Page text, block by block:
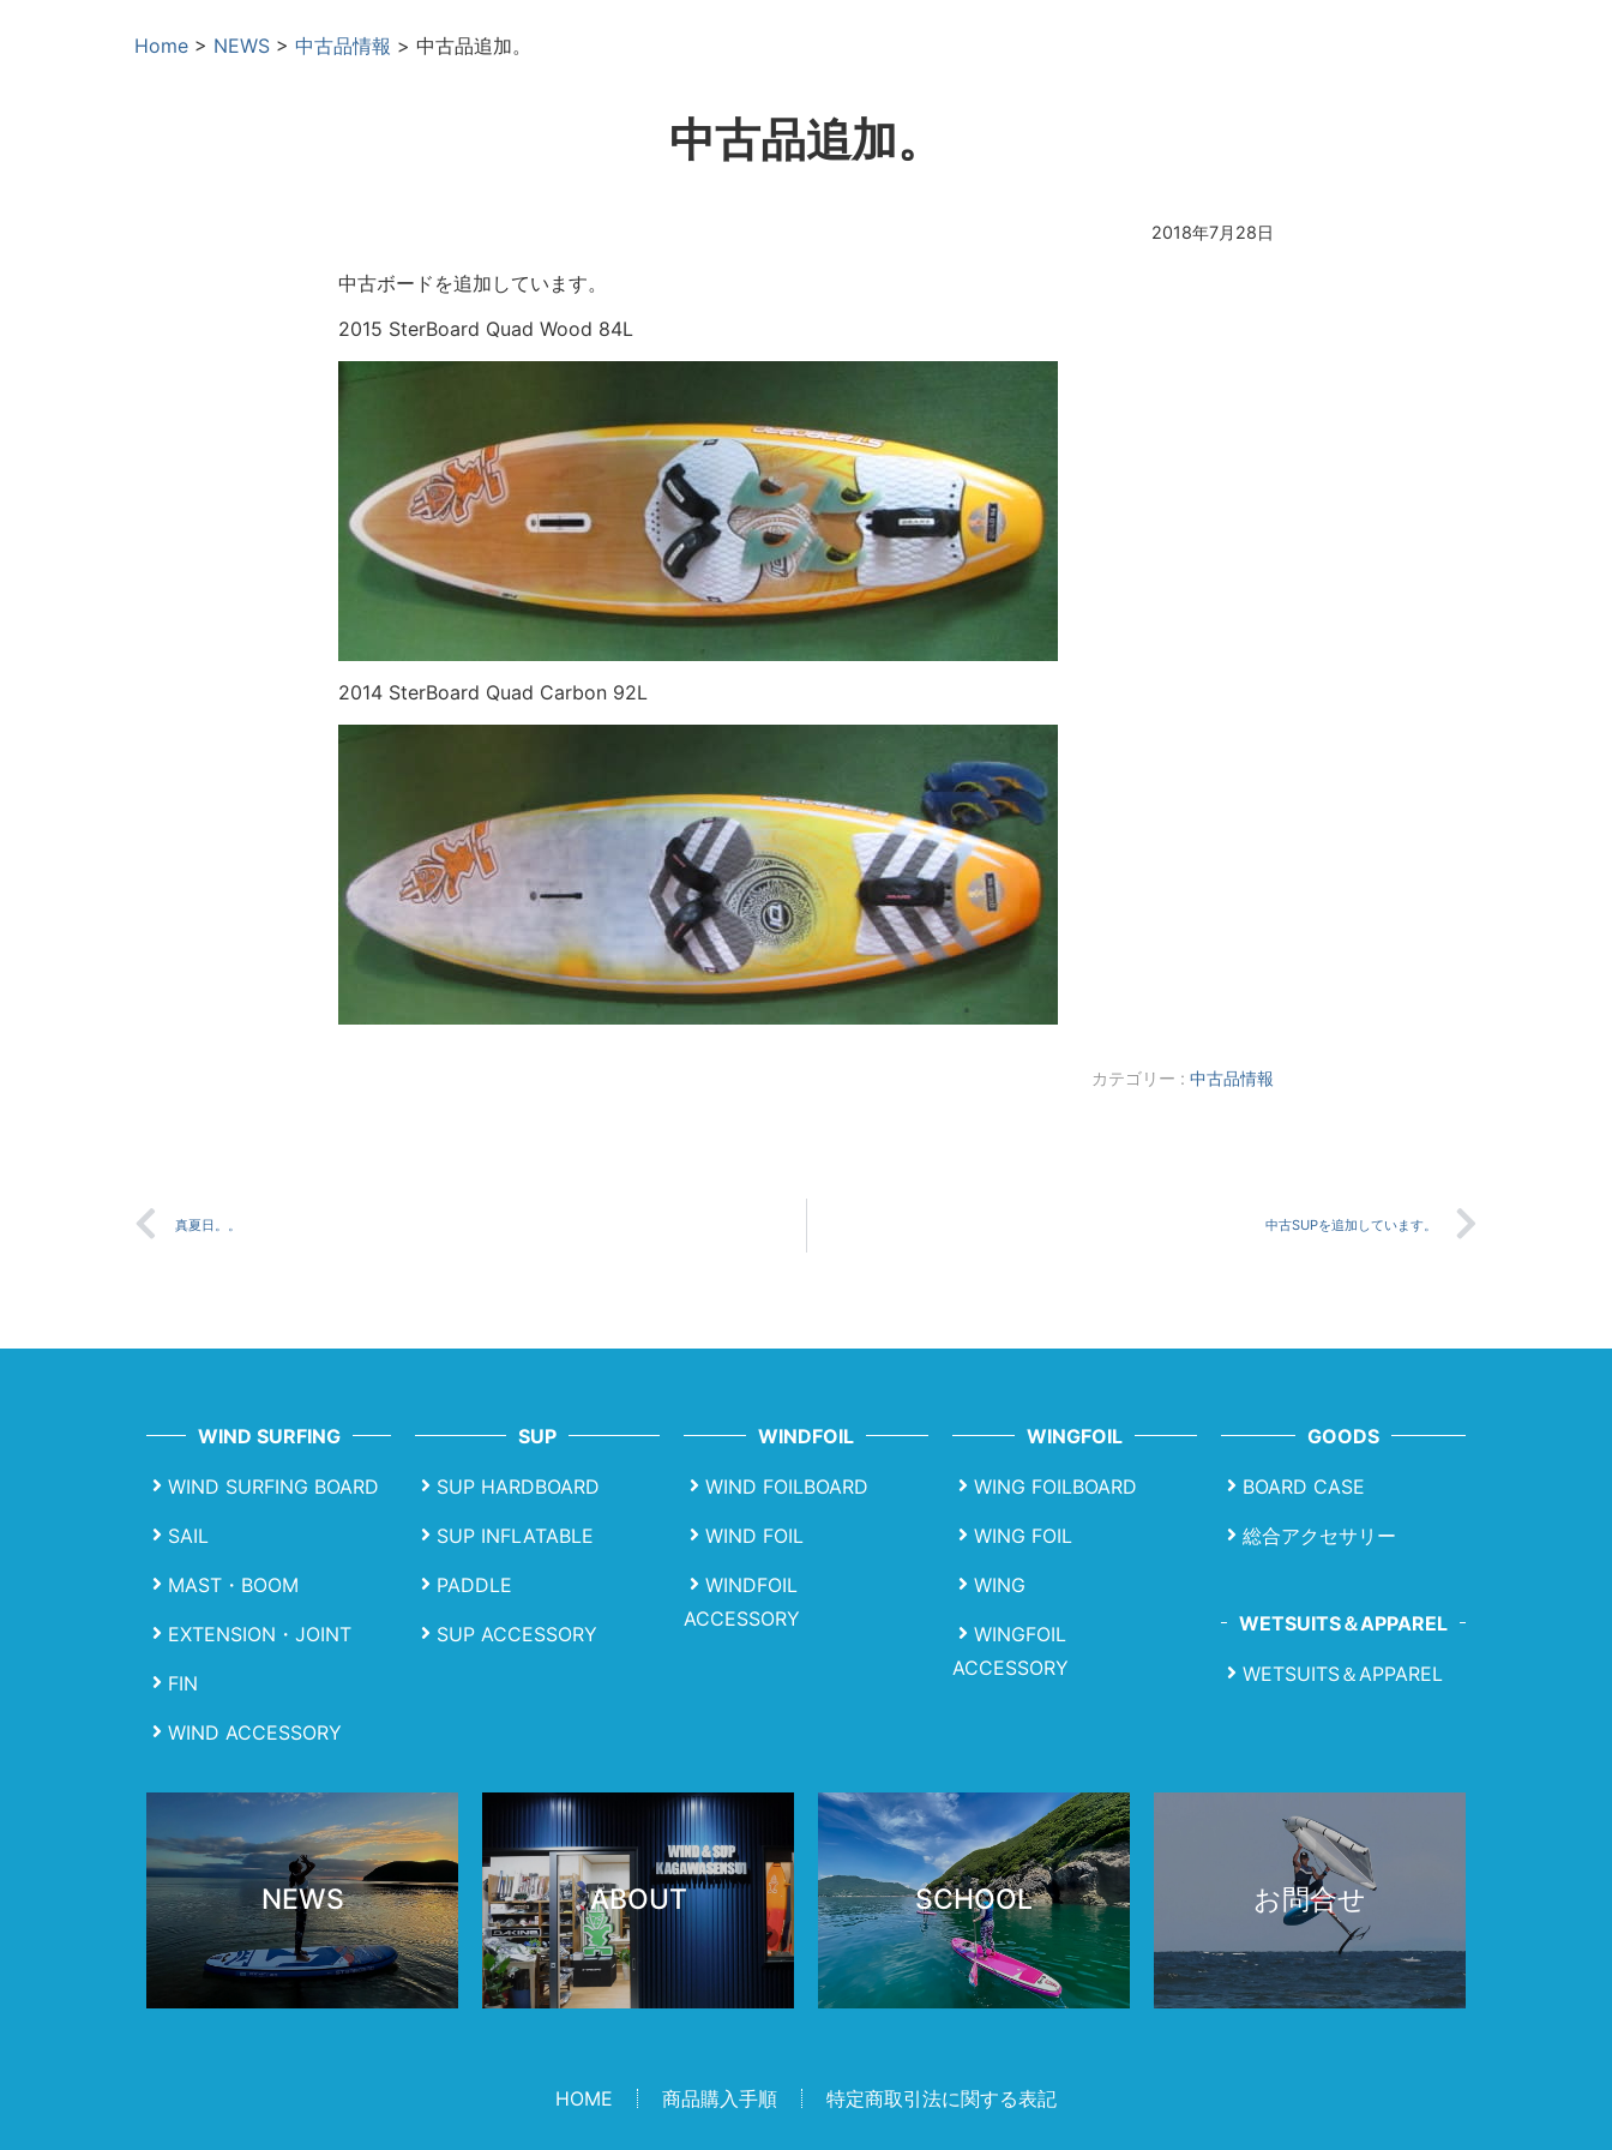
Home > NEWS > 中古品情報 > 中古品追加。
中古品追加。
2018年7月28日
中古ボードを追加しています。
2015 SterBoard Quad Wood 84L
2014 SterBoard Quad Carbon 92L
カテゴリー : 中古品情報
真夏日。。 中古SUPを追加しています。
WIND SURFING
WIND SURFING BOARD
SAIL
MAST・BOOM
EXTENSION・JOINT
FIN
WIND ACCESSORY
SUP
SUP HARDBOARD
SUP INFLATABLE
PADDLE
SUP ACCESSORY
WINDFOIL
WIND FOILBOARD
WIND FOIL
WINDFOIL
ACCESSORY
WINGFOIL
WING FOILBOARD
WING FOIL
WING
WINGFOIL
ACCESSORY
GOODS
BOARD CASE
総合アクセサリー
WETSUITS＆APPAREL
WETSUITS＆APPAREL
NEWS ABOUT SCHOOL お問合せ
HOME 商品購入手順 特定商取引法に関する表記